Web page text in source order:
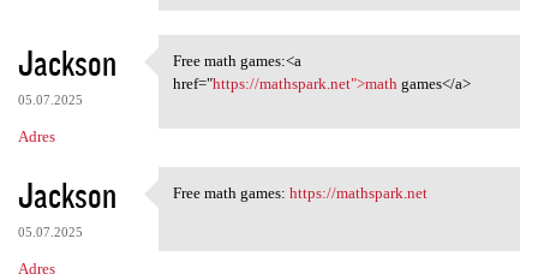
Jackson
05.07.2025
Adres
Free math games:<a href=
Free math games:<a
href="https://mathspark.net">mathgames</a>
Jackson
05.07.2025
Adres
Free math games: https:/
Free math games: https://mathspark.net